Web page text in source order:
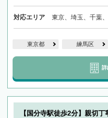
対応エリア 東京、埼玉、千葉
東京都 練馬区
詳
【国分寺駅徒歩2分】親切